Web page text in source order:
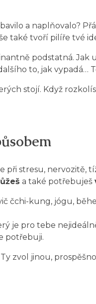
a naplňovalo?
také tvoří pilíře tvé
podstatná. Jak
to, jak vypadá…
stojí. Když
stresu, nervozitě,
a také potřebuješ
čchi-kung, jógu,
je pro tebe
potřebuji.
zvol jinou,